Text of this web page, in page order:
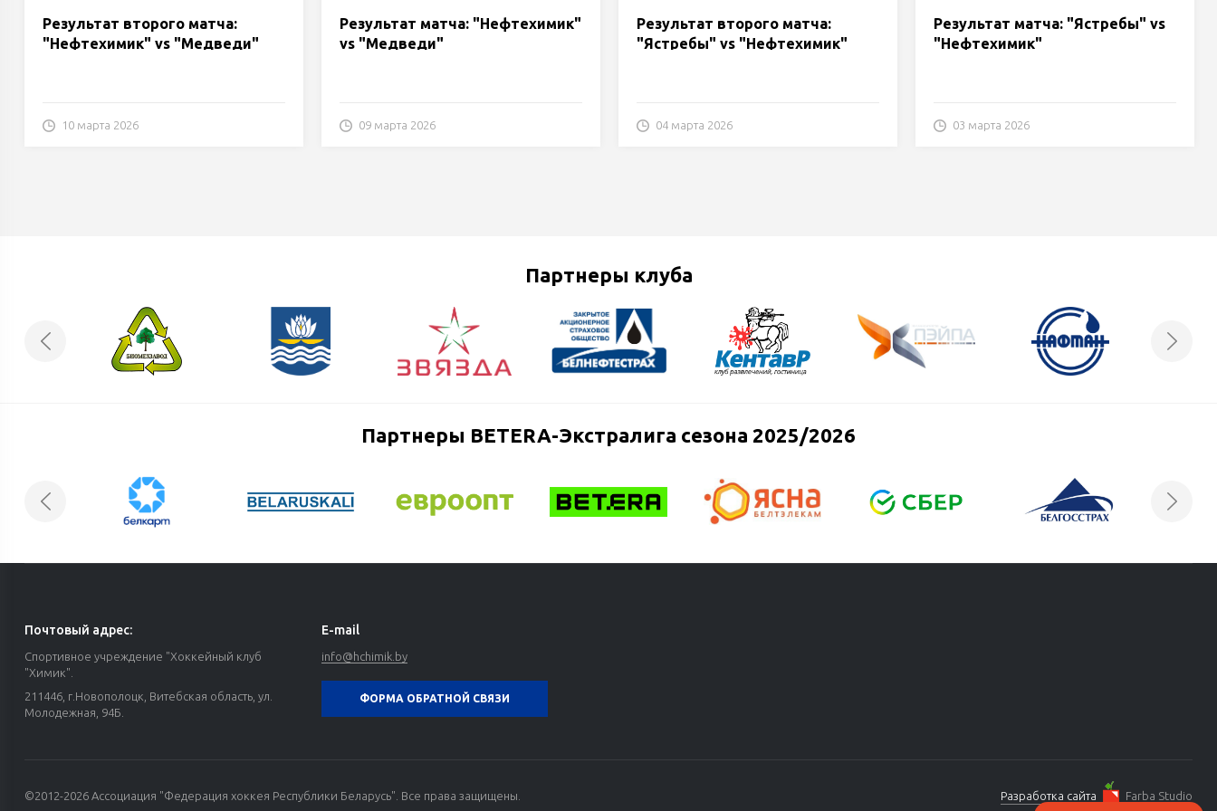
Результат второго матча:
"Нефтехимик" vs "Медведи"
10 марта 2026
Результат матча: "Нефтехимик"
vs "Медведи"
09 марта 2026
Результат второго матча:
"Ястребы" vs "Нефтехимик"
04 марта 2026
Результат матча: "Ястребы" vs
"Нефтехимик"
03 марта 2026
Партнеры клуба
Партнеры BETERA-Экстралига сезона 2025/2026
Почтовый адрес:
Спортивное учреждение "Хоккейный клуб
"Химик".
211446, г.Новополоцк, Витебская область, ул.
Молодежная, 94Б.
E-mail
info@hchimik.by
ФОРМА ОБРАТНОЙ СВЯЗИ
©2012-2026 Ассоциация "Федерация хоккея Республики Беларусь". Все права защищены. Разработка сайта Farba Studio